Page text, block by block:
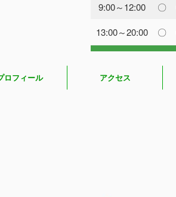
9:00～12:00 〇
13:00～20:00
〇
ロフィール アクセス